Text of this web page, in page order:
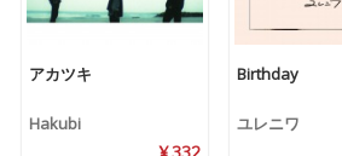
アカツキ
Hakubi
Birthday
ユレニワ